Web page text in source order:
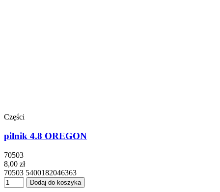
Części
pilnik 4.8 OREGON
70503
8,00 zł
70503 5400182046363
Dodaj do koszyka